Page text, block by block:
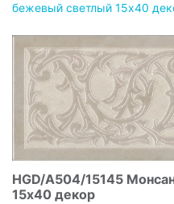
бежевый светлый 15х40
HGD/A504/15145
15х40 декор